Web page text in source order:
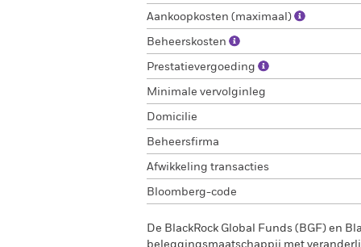
Aankoopkosten (maximaal)
Beheerskosten
Prestatievergoeding
Minimale vervolginleg
Domicilie
Beheersfirma
Afwikkeling transacties
Bloomberg-code
De BlackRock Global Funds (BGF) en
beleggingsmaatschappij met